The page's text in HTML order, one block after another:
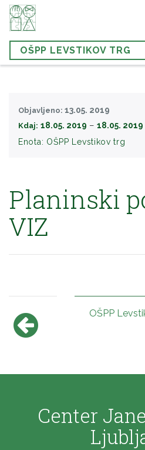
OŠPP LEVSTIKOV TRG
Objavljeno: 13.05. 2019
Kdaj: 18.05. 2019 − 18.05. 2019
Enota: OŠPP Levstikov trg
Planinski
VIZ
OŠPP
Center